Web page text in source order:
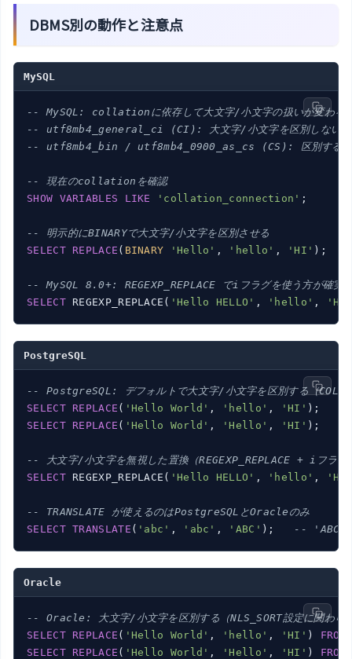
DBMS別の動作と注意点
MySQL
-- MySQL: collationに依存して大文字/小文字の扱いが変わる
-- utf8mb4_general_ci (CI): 大文字/小文字を区別しない
-- utf8mb4_bin / utf8mb4_0900_as_cs (CS): 区別する
-- 現在のcollationを確認
SHOW VARIABLES LIKE 'collation_connection' ;
-- 明示的にBINARYで大文字/小文字を区別させる
SELECT
REPLACE ( BINARY 'Hello' , 'hello' , 'HI' );
-- MySQL 8.0+: REGEXP_REPLACE でiフラグを使う方が確実
SELECT REGEXP_REPLACE( 'Hello HELLO' , 'hello' ,
PostgreSQL
-- PostgreSQL: デフォルトで大文字/小文字を区別する（
SELECT
REPLACE ( 'Hello World' , 'hello' , 'HI' );
SELECT
REPLACE ( 'Hello World' , 'Hello' , 'HI' );
-- 大文字/小文字を無視した置換（REGEXP_REPLACE + iフラグ
SELECT REGEXP_REPLACE( 'Hello HELLO' , 'hello' ,
-- TRANSLATE が使えるのはPostgreSQLとOracleのみ
SELECT TRANSLATE ( 'abc' , 'abc' , 'ABC' ); -- 'ABC'
Oracle
-- Oracle: 大文字/小文字を区別する（NLS_SORT設定に関わらず
SELECT
REPLACE ( 'Hello World' , 'hello' , 'HI' ) FROM
SELECT
REPLACE ( 'Hello World' , 'Hello' , 'HI' ) FROM